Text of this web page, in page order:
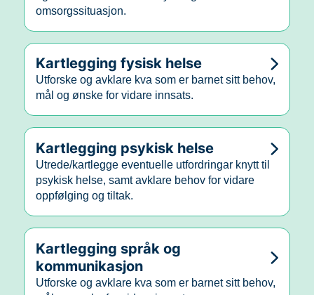
omsorgssituasjon.
Kartlegging fysisk helse
Utforske og avklare kva som er barnet sitt behov,
mål og ønske for vidare innsats.
Kartlegging psykisk helse
Utrede/kartlegge eventuelle utfordringar knytt til
psykisk helse, samt avklare behov for vidare
oppfølging og tiltak.
Kartlegging språk og
kommunikasjon
Utforske og avklare kva som er barnet sitt behov,